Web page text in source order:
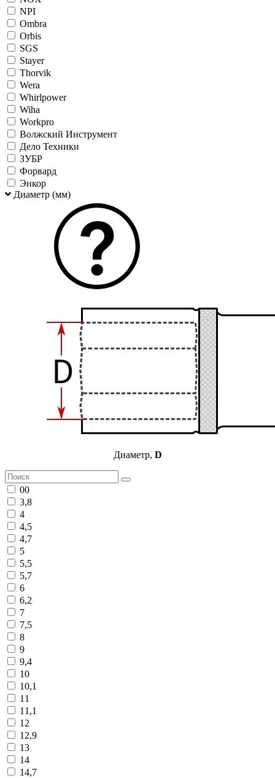
NPI
Ombra
Orbis
SGS
Stayer
Thorvik
Wera
Whirlpower
Wiha
Workpro
Волжский Инструмент
Дело Техники
ЗУБР
Форвард
Энкор
Диаметр (мм)
Диаметр, D
00
3,8
4
4,5
4,7
5
5,5
5,7
6
6,2
7
7,5
8
9
9,4
10
10,1
11
11,1
12
12,9
13
14
14,7